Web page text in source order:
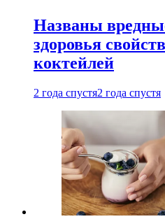
Названы
здоровья
коктейлей
2 года спустя2 года спустя